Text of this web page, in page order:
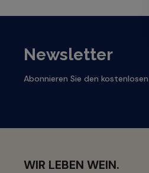
Newsletter
Abonnieren Sie den
WIR LEBEN WEIN.